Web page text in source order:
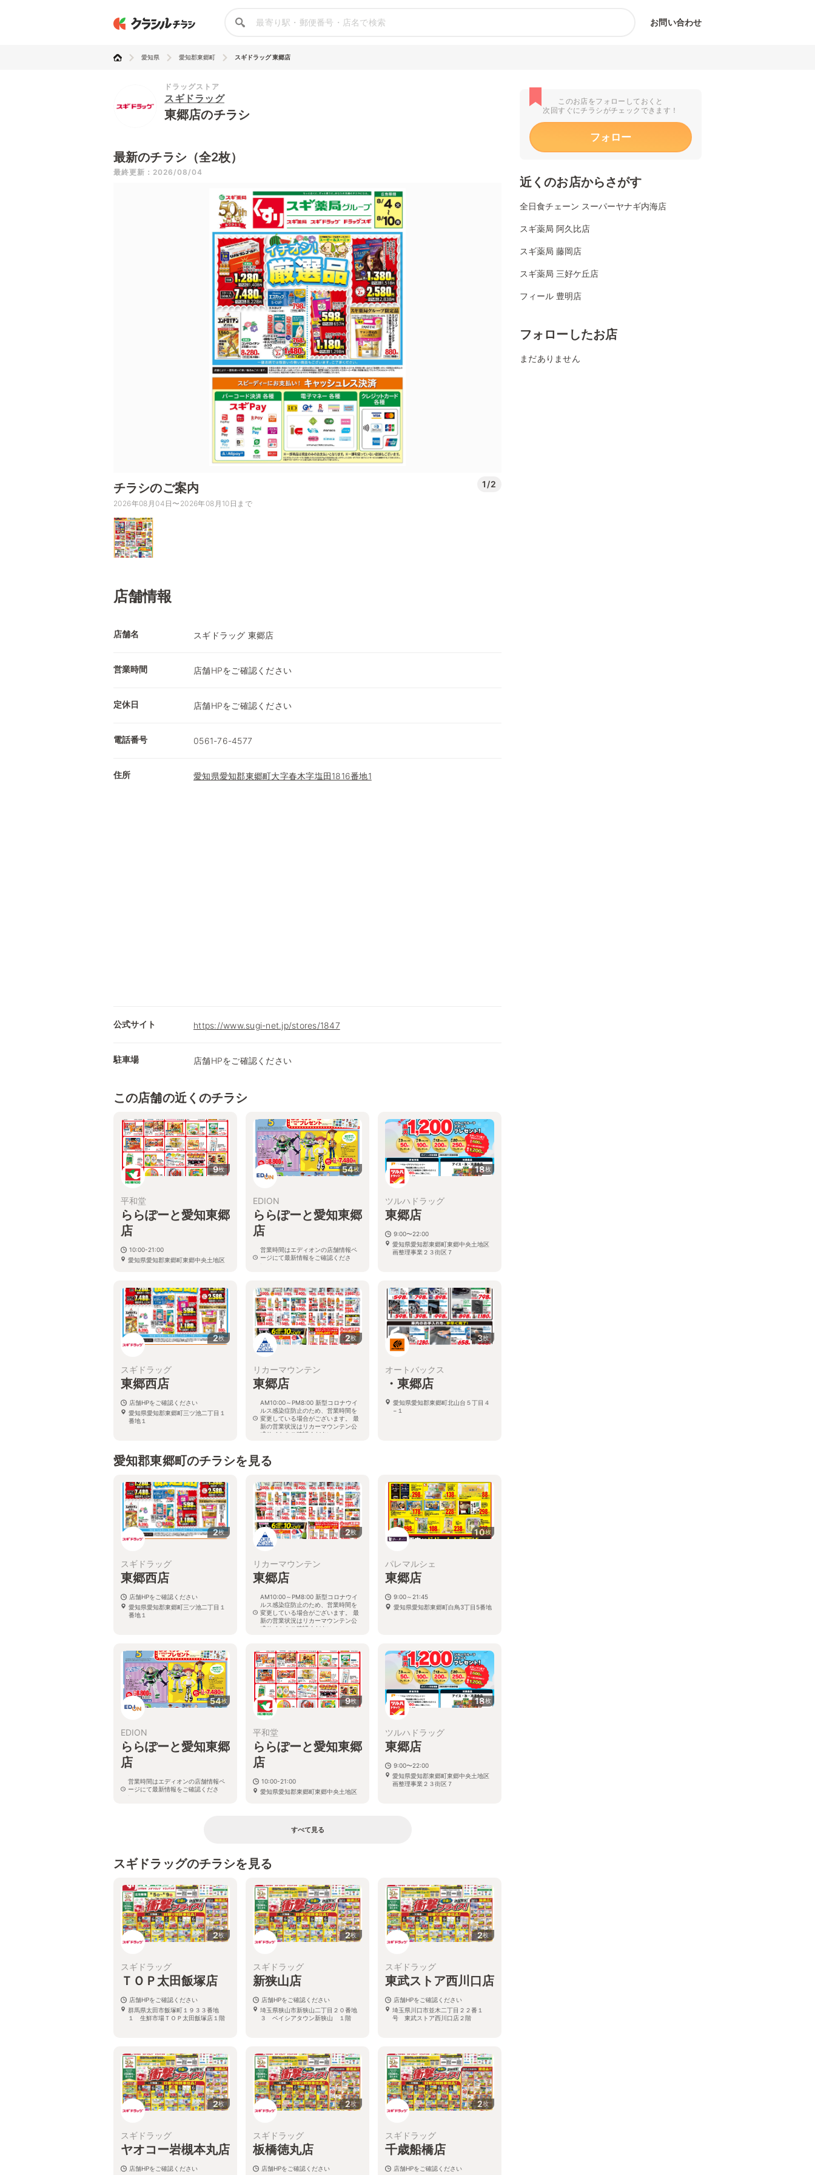
お問い合わせ
愛知県 愛知郡東郷町 スギドラッグ 東郷店
ドラッグストア
スギドラッグ
東郷店のチラシ
最新のチラシ（全2枚）
最終更新：2026/08/04
チラシのご案内 1/2
2026年08月04日〜2026年08月10日まで
店舗情報
店舗名 スギドラッグ 東郷店
営業時間 店舗HPをご確認ください
定休日 店舗HPをご確認ください
電話番号 0561-76-4577
住所 愛知県愛知郡東郷町大字春木字塩田1816番地1
公式サイト https://www.sugi-net.jp/stores/1847
駐車場 店舗HPをご確認ください
この店舗の近くのチラシ
9枚
平和堂
ららぽーと愛知東郷
店
10:00-21:00
愛知県愛知郡東郷町東郷中央土地区
54枚
EDION
ららぽーと愛知東郷
店
営業時間はエディオンの店舗情報ペ
ージにて最新情報をご確認くださ
い。
18枚
ツルハドラッグ
東郷店
9:00〜22:00
愛知県愛知郡東郷町東郷中央土地区
画整理事業２３街区７
2枚
スギドラッグ
東郷西店
店舗HPをご確認ください
愛知県愛知郡東郷町三ツ池二丁目１
番地１
2枚
リカーマウンテン
東郷店
AM10:00～PM8:00 新型コロナウイ
ルス感染症防止のため、営業時間を
変更している場合がございます。 最
新の営業状況はリカーマウンテン公
式サイトをご確認ください。
3枚
オートバックス
・東郷店
愛知県愛知郡東郷町北山台５丁目４
−１
愛知郡東郷町のチラシを見る
2枚
スギドラッグ
東郷西店
店舗HPをご確認ください
愛知県愛知郡東郷町三ツ池二丁目１
番地１
2枚
リカーマウンテン
東郷店
AM10:00～PM8:00 新型コロナウイ
ルス感染症防止のため、営業時間を
変更している場合がございます。 最
新の営業状況はリカーマウンテン公
式サイトをご確認ください。
10枚
パレマルシェ
東郷店
9:00～21:45
愛知県愛知郡東郷町白鳥3丁目5番地
54枚
EDION
ららぽーと愛知東郷
店
営業時間はエディオンの店舗情報ペ
ージにて最新情報をご確認くださ
い。
9枚
平和堂
ららぽーと愛知東郷
店
10:00-21:00
愛知県愛知郡東郷町東郷中央土地区
18枚
ツルハドラッグ
東郷店
9:00〜22:00
愛知県愛知郡東郷町東郷中央土地区
画整理事業２３街区７
すべて見る
スギドラッグのチラシを見る
2枚
スギドラッグ
ＴＯＰ太田飯塚店
店舗HPをご確認ください
群馬県太田市飯塚町１９３３番地
１ 生鮮市場ＴＯＰ太田飯塚店１階
2枚
スギドラッグ
新狭山店
店舗HPをご確認ください
埼玉県狭山市新狭山二丁目２０番地
３ ベイシアタウン新狭山 １階
2枚
スギドラッグ
東武ストア西川口店
店舗HPをご確認ください
埼玉県川口市並木二丁目２２番１
号 東武ストア西川口店２階
2枚
スギドラッグ
ヤオコー岩槻本丸店
店舗HPをご確認ください
2枚
スギドラッグ
板橋徳丸店
店舗HPをご確認ください
2枚
スギドラッグ
千歳船橋店
店舗HPをご確認ください
このお店をフォローしておくと
次回すぐにチラシがチェックできます！
フォロー
近くのお店からさがす
全日食チェーン スーパーヤナギ内海店
スギ薬局 阿久比店
スギ薬局 藤岡店
スギ薬局 三好ケ丘店
フィール 豊明店
フォローしたお店
まだありません